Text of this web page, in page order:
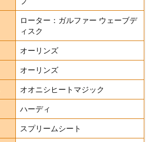
ローター：ガルファー ウェーブデ
ィスク
オーリンズ
オーリンズ
オオニシヒートマジック
ハーディ
スプリームシート